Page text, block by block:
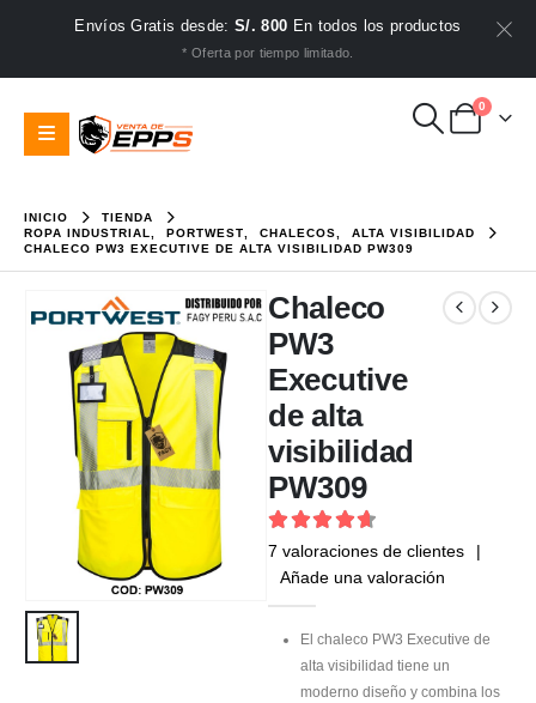
Envíos Gratis desde:S/. 800 En todos los productos
* Oferta por tiempo limitado.
0
INICIO
TIENDA
ROPA INDUSTRIAL
PORTWEST CHALECOS
ALTA VISIBILIDAD
CHALECO PW3 EXECUTIVE DE ALTA VISIBILIDAD PW309
Chaleco
PW3
Executive
de alta
visibilidad
PW309
4.71out of 5
7 valoraciones de clientes
|
Añade una valoración
El chaleco PW3 Executive de
alta visibilidad tiene un
moderno diseño y combina los